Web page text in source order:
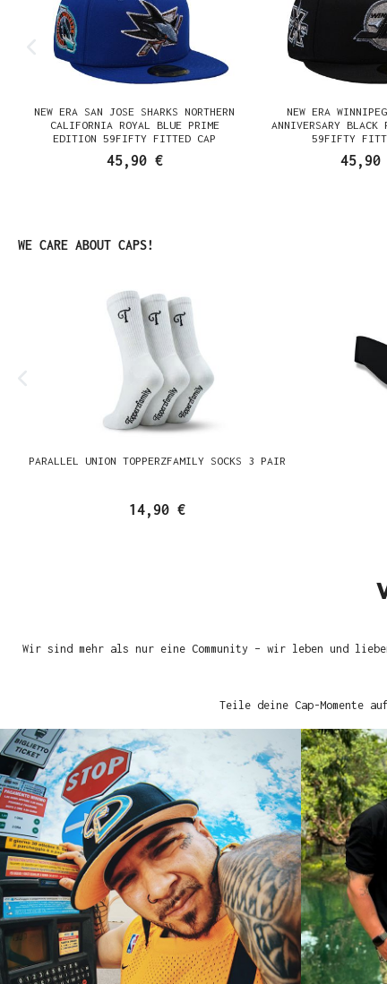
NEW ERA SAN JOSE SHARKS NORTHERN
CALIFORNIA ROYAL BLUE PRIME
EDITION 59FIFTY FITTED CAP
45,90 €
NEW ERA
ANNIVERSARY
59FIFTY
45,90
Produktgalerie überspringen
WE CARE ABOUT CAPS!
PARALLEL UNION TOPPERZFAMILY SOCKS 3 PAIR
14,90 €
Wir sind mehr als nur eine Community – wir leben und
Teile deine Cap-Momente